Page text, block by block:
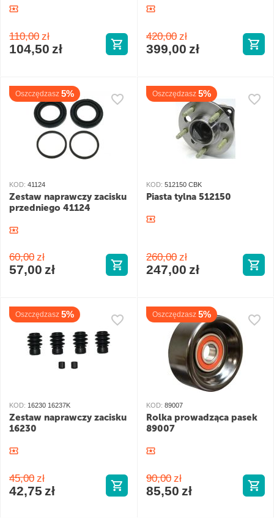
110,00 zł
104,50 zł
420,00 zł
399,00 zł
Oszczędzasz 5%
KOD: 41124
Zestaw naprawczy zacisku
przedniego 41124
60,00 zł
57,00 zł
Oszczędzasz 5%
KOD: 512150 CBK
Piasta tylna 512150
260,00 zł
247,00 zł
Oszczędzasz 5%
KOD: 16230 16237K
Zestaw naprawczy zacisku
16230
45,00 zł
42,75 zł
Oszczędzasz 5%
KOD: 89007
Rolka prowadząca pasek
89007
90,00 zł
85,50 zł